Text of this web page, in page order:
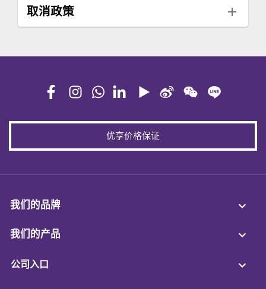
取消政策
优享价格保证
我们的品牌
我们的产品
公司入口